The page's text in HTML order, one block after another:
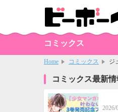
コミックス
Home コミックス ジ
コミックス最新情
2026/